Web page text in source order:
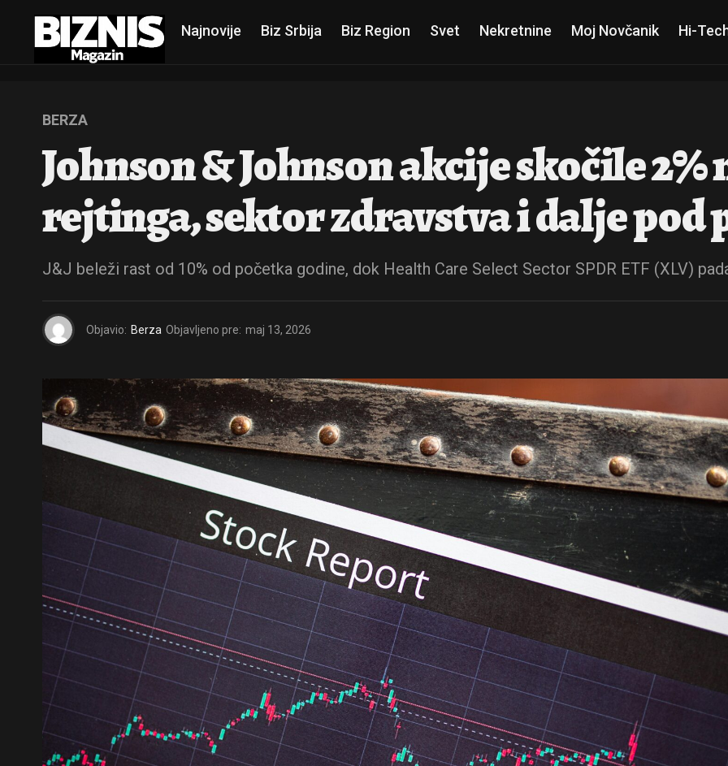
Najnovije Biz Srbija Biz Region Svet Nekretnine Moj Novčanik Hi-
BERZA
Johnson & Johnson akcije skočile
rejtinga, sektor zdravstva i dalje
J&J beleži rast od 10% od početka godine, dok Health Care Select Sector SPDR ETF (XLV)
Objavio: Berza Objavljeno pre: maj 13, 2026